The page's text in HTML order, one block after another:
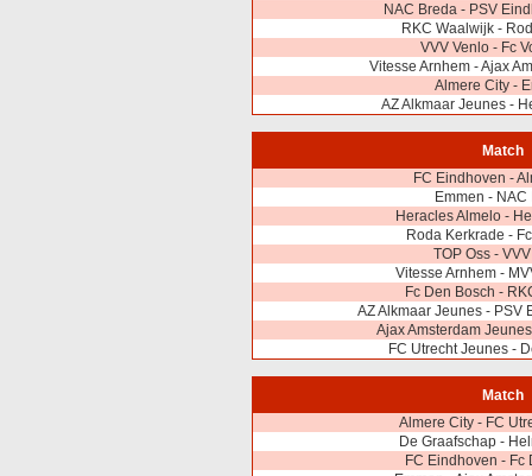
NAC Breda - PSV
RKC Waalwijk -
VVV Venlo - Fc
Vitesse Arnhem - Ajax
Almere City -
AZ Alkmaar Jeunes -
Match
FC Eindhoven -
Emmen - NAC
Heracles Almelo -
Roda Kerkrade -
TOP Oss -
Vitesse Arnhem -
Fc Den Bosch -
AZ Alkmaar Jeunes - PSV
Ajax Amsterdam
FC Utrecht Jeunes -
Match
Almere City - FC
De Graafschap -
FC Eindhoven - Fc